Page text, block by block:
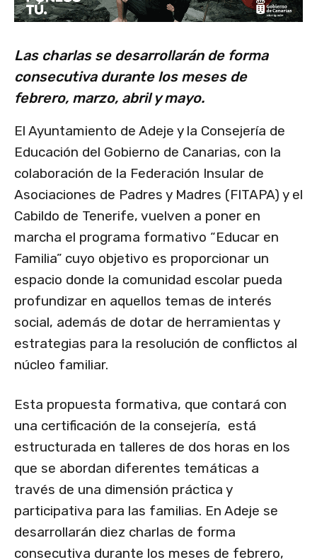
Las charlas se desarrollarán de forma
consecutiva durante los meses de
febrero, marzo, abril y mayo.
El Ayuntamiento de Adeje y la Consejería de
Educación del Gobierno de Canarias, con la
colaboración de la Federación Insular de
Asociaciones de Padres y Madres (FITAPA) y el
Cabildo de Tenerife, vuelven a poner en
marcha el programa formativo “Educar en
Familia” cuyo objetivo es proporcionar un
espacio donde la comunidad escolar pueda
profundizar en aquellos temas de interés
social, además de dotar de herramientas y
estrategias para la resolución de conflictos al
núcleo familiar.
Esta propuesta formativa, que contará con
una certificación de la consejería, está
estructurada en talleres de dos horas en los
que se abordan diferentes temáticas a
través de una dimensión práctica y
participativa para las familias. En Adeje se
desarrollarán diez charlas de forma
consecutiva durante los meses de febrero,